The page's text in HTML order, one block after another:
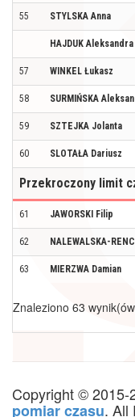
55 STYLSKA Anna
HAJDUK Aleksandra
57 WINKEL Łukasz
58 SURMIŃSKA
59 SZTEJKA Jolanta
60 SLOTAŁA Dariusz
Przekroczony limit
61 JAWORSKI Filip
62 NALEWALSKA-
63 MIERZWA Damian
Znaleziono 63
Copyright © 2015-
pomiar czasu. All